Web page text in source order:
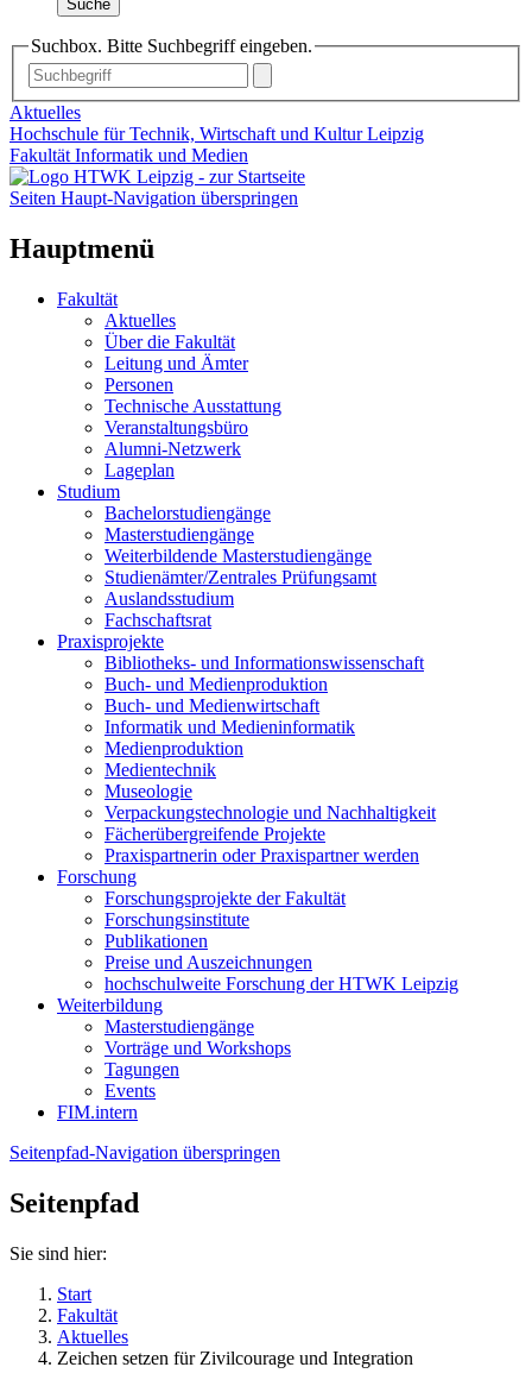
Suche
Suchbox. Bitte Suchbegriff eingeben.
Aktuelles
Hochschule für Technik, Wirtschaft und Kultur Leipzig
Fakultät Informatik und Medien
Seiten Haupt-Navigation überspringen
Hauptmenü
Fakultät
Aktuelles
Über die Fakultät
Leitung und Ämter
Personen
Technische Ausstattung
Veranstaltungsbüro
Alumni-Netzwerk
Lageplan
Studium
Bachelorstudiengänge
Masterstudiengänge
Weiterbildende Masterstudiengänge
Studienämter/Zentrales Prüfungsamt
Auslandsstudium
Fachschaftsrat
Praxisprojekte
Bibliotheks- und Informationswissenschaft
Buch- und Medienproduktion
Buch- und Medienwirtschaft
Informatik und Medieninformatik
Medienproduktion
Medientechnik
Museologie
Verpackungstechnologie und Nachhaltigkeit
Fächerübergreifende Projekte
Praxispartnerin oder Praxispartner werden
Forschung
Forschungsprojekte der Fakultät
Forschungsinstitute
Publikationen
Preise und Auszeichnungen
hochschulweite Forschung der HTWK Leipzig
Weiterbildung
Masterstudiengänge
Vorträge und Workshops
Tagungen
Events
FIM.intern
Seitenpfad-Navigation überspringen
Seitenpfad
Sie sind hier:
Start
Fakultät
Aktuelles
Zeichen setzen für Zivilcourage und Integration